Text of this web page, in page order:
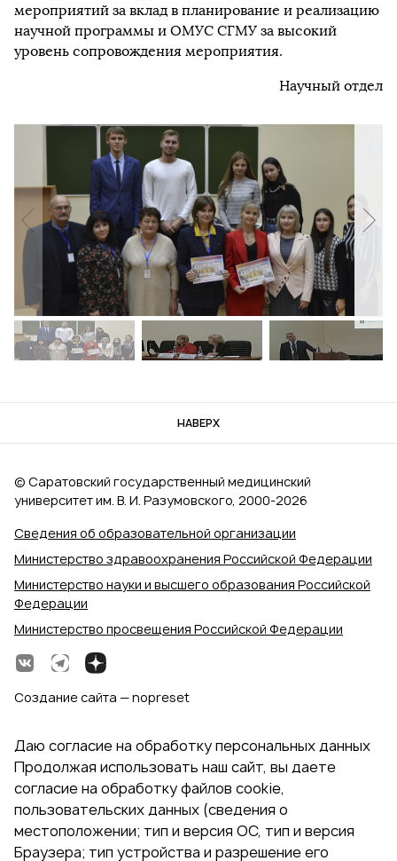
мероприятий за вклад в планирование и реализацию
научной программы и ОМУС СГМУ за высокий
уровень сопровождения мероприятия.
Научный отдел
НАВЕРХ
Сведения об образовательной организации
Министерство здравоохранения Российской Федерации
Министерство науки и высшего образования Российской
Федерации
Министерство просвещения Российской Федерации
© Саратовский государственный медицинский
университет им. В. И. Разумовского, 2000‑2026
Создание сайта — nopreset
Даю согласие на обработку персональных данных
Продолжая использовать наш сайт, вы даете
согласие на обработку файлов cookie,
пользовательских данных (сведения о
местоположении; тип и версия ОС, тип и версия
Браузера; тип устройства и разрешение его